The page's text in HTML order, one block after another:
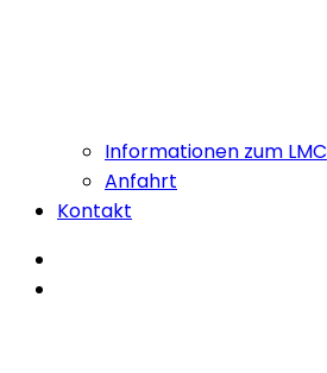
Informationen zum LMC
Anfahrt
Kontakt